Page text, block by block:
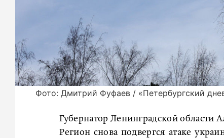
Фото: Дмитрий Фуфаев / «Петербургский
Губернатор Ленинградской области
Регион снова подвергся атаке